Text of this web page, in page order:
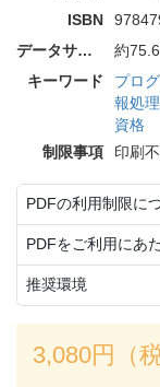
ISBN
データサイズ
約
キーワード
プロ
報処理
資格
制限事項
印刷
PDFの利用制限に
PDFをご利用にあ
推奨環境
3,080円（税